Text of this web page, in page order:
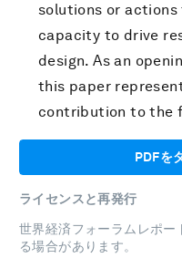
solutions or actions
capacity to drive
design. As an
this paper
contribution to the
PDFを
ライセンスと再発行
世界経済フォーラムレポー
る場合があります。